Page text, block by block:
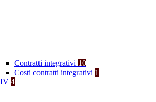
Contratti integrativi 10
Costi contratti integrativi 1
4